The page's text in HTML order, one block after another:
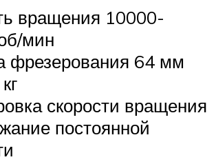
вращения 10000-
мин
фрезерования 64 мм
скорости вращения
постоянной